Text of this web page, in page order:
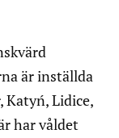
är inställda
Katyń, Lidice,
har våldet